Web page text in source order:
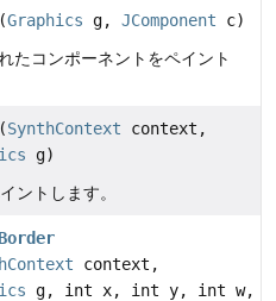
(Graphics g, JComponent c)
たコンポーネントをペイント
(SynthContext context,
g)
ントします。
context,
g, int x, int y, int w,